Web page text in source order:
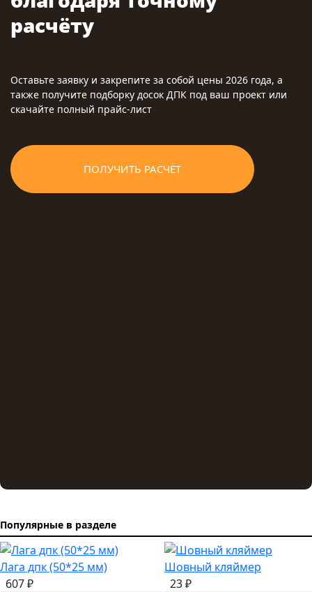
расчёту
Оставьте заявку и закрепите за собой цены 2026 года, а
также получите подборку досок ДПК под ваш проект или
скачайте полный прайс-лист
ПОЛУЧИТЬ РАСЧЁТ
Популярные в разделе
Лага дпк (50*25 мм)
607 ₽
Шовный кляймер
23 ₽